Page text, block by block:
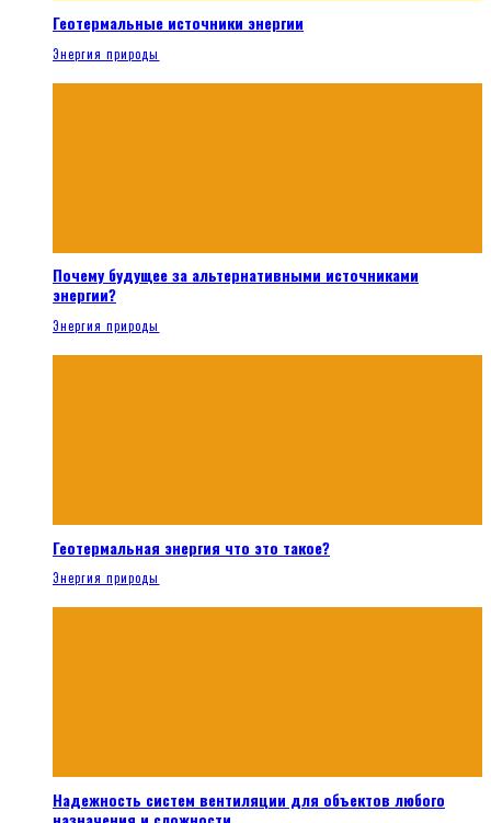
Геотермальные источники энергии
Энергия природы
Почему будущее за альтернативными источниками
энергии?
Энергия природы
Геотермальная энергия что это такое?
Энергия природы
Надежность систем вентиляции для объектов любого